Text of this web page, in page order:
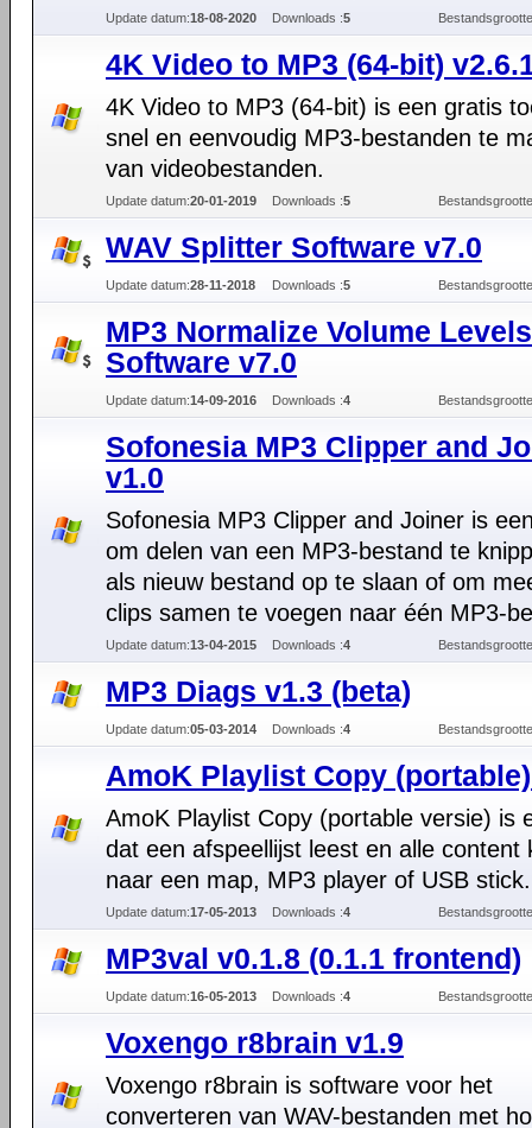
Update datum:18-08-2020 Downloads :5
4K Video to MP3 (64-bit)
4K Video to MP3 (64-bit) is een gratis
snel en eenvoudig MP3-bestanden te
van videobestanden.
Update datum:20-01-2019 Downloads :5
WAV Splitter Software v7.0
Update datum:28-11-2018 Downloads :5
MP3 Normalize Volume Levels
Software v7.0
Update datum:14-09-2016 Downloads :4
Sofonesia MP3 Clipper and
v1.0
Sofonesia MP3 Clipper and Joiner is
om delen van een MP3-bestand te
als nieuw bestand op te slaan of om
clips samen te voegen naar één MP3-
Update datum:13-04-2015 Downloads :4
MP3 Diags v1.3 (beta)
Update datum:05-03-2014 Downloads :4
AmoK Playlist Copy
AmoK Playlist Copy (portable versie) is
dat een afspeellijst leest en alle content
naar een map, MP3 player of USB stick.
Update datum:17-05-2013 Downloads :4
MP3val v0.1.8 (0.1.1 frontend)
Update datum:16-05-2013 Downloads :4
Voxengo r8brain v1.9
Voxengo r8brain is software voor het
converteren van WAV-bestanden met